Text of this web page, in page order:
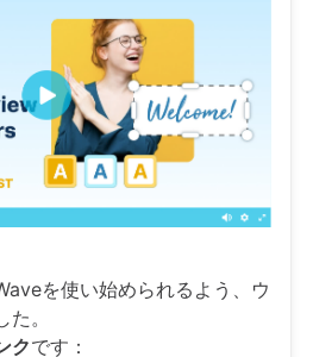
を使い始められるよう、ウ
。
クです：